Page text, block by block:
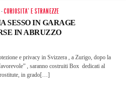
·CURIOSITA' E STRANEZZE
SESSO IN GARAGE
IN ABRUZZO
e privacy in Svizzera , a Zurigo, dopo la
, saranno costruiti Box dedicati al
in grado[…]